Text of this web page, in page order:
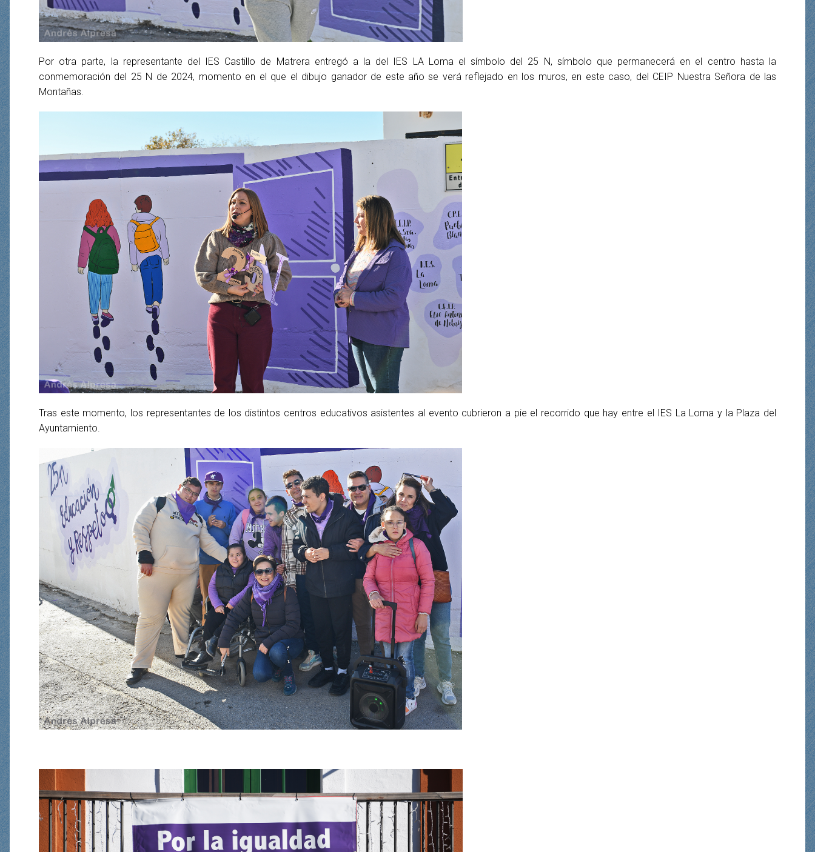
Por otra parte, la representante del IES Castillo de Matrera entregó a la del IES LA Loma el símbolo del 25 N, símbolo que permanecerá en el centro hasta la
conmemoración del 25 N de 2024, momento en el que el dibujo ganador de este año se verá reflejado en los muros, en este caso, del CEIP Nuestra Señora de las
Montañas.
Tras este momento, los representantes de los distintos centros educativos asistentes al evento cubrieron a pie el recorrido que hay entre el IES La Loma y la Plaza del
Ayuntamiento.